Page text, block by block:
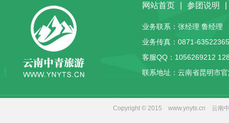
网站首页 参团说明
业务联系：张经理 鲁经理
业务传真：0871-
客服QQ： 1056269212
联系地址：云南省昆明市
Copyright © 2015 www.ynyts.cn 云南